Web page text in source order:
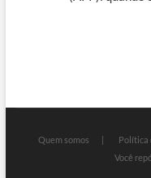
Quem somos Política
Você